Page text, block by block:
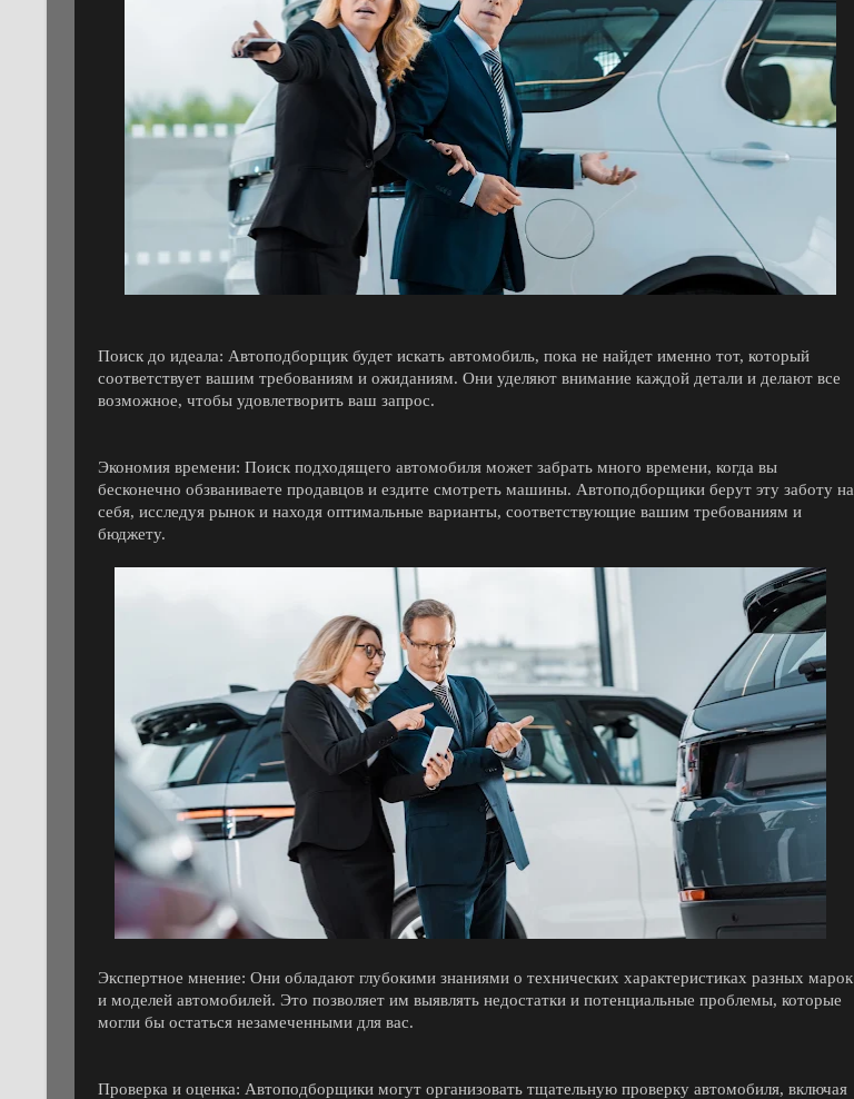
Поиск до идеала: Автоподборщик будет искать автомобиль, пока не найдет именно тот, который
соответствует вашим требованиям и ожиданиям. Они уделяют внимание каждой детали и делают все
возможное, чтобы удовлетворить ваш запрос.
Экономия времени: Поиск подходящего автомобиля может забрать много времени, когда вы
бесконечно обзваниваете продавцов и ездите смотреть машины. Автоподборщики берут эту заботу на
себя, исследуя рынок и находя оптимальные варианты, соответствующие вашим требованиям и
бюджету.
Экспертное мнение: Они обладают глубокими знаниями о технических характеристиках разных марок
и моделей автомобилей. Это позволяет им выявлять недостатки и потенциальные проблемы, которые
могли бы остаться незамеченными для вас.
Проверка и оценка: Автоподборщики могут организовать тщательную проверку автомобиля, включая